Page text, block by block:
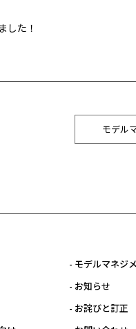
した！
モデル
- モデルマネジ
- お知らせ
- お詫びと訂正